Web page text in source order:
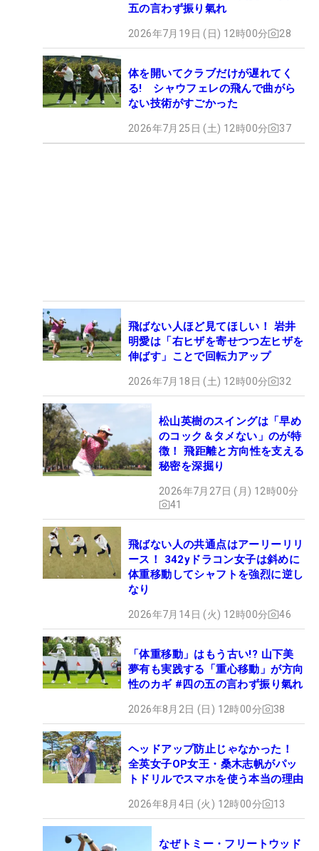
五の言わず振り氣れ
2026年7月19日 (日) 12時00分 28
体を開いてクラブだけが遅れてく
る! シャウフェレの飛んで曲がら
ない技術がすごかった
2026年7月25日 (土) 12時00分 37
飛ばない人ほど見てほしい！ 岩井
明愛は「右ヒザを寄せつつ左ヒザを
伸ばす」ことで回転力アップ
2026年7月18日 (土) 12時00分 32
松山英樹のスイングは「早め
のコック＆タメない」のが特
徴！ 飛距離と方向性を支える
秘密を深掘り
2026年7月27日 (月) 12時00分
41
飛ばない人の共通点はアーリーリリ
ース！ 342yドラコン女子は斜めに
体重移動してシャフトを強烈に逆し
なり
2026年7月14日 (火) 12時00分 46
「体重移動」はもう古い!? 山下美
夢有も実践する「重心移動」が方向
性のカギ #四の五の言わず振り氣れ
2026年8月2日 (日) 12時00分 38
ヘッドアップ防止じゃなかった！
全英女子OP女王・桑木志帆がパッ
トドリルでスマホを使う本当の理由
2026年8月4日 (火) 12時00分 13
なぜトミー・フリートウッド